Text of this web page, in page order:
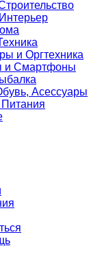
и Оргтехника
и Смартфоны
Асессуары